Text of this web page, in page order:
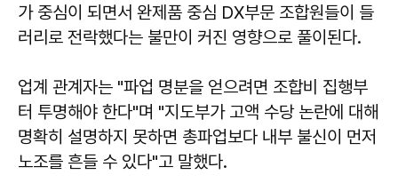
가 중심이 되면서 완제품 중심 DX부문 조합원들이 들
러리로 전락했다는 불만이 커진 영향으로 풀이된다.
업계 관계자는 "파업 명분을 얻으려면 조합비 집행부
터 투명해야 한다"며 "지도부가 고액 수당 논란에 대해
명확히 설명하지 못하면 총파업보다 내부 불신이 먼저
노조를 흔들 수 있다"고 말했다.